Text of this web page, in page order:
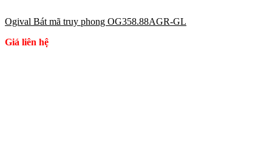
Ogival Bát mã truy phong OG358.88AGR-GL
Giá liên hệ